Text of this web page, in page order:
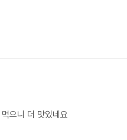
으니 더 맛있네요